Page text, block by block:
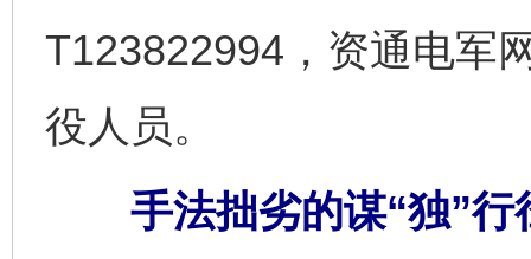
T123822994，资通电军
役人员。
手法拙劣的谋“独”行